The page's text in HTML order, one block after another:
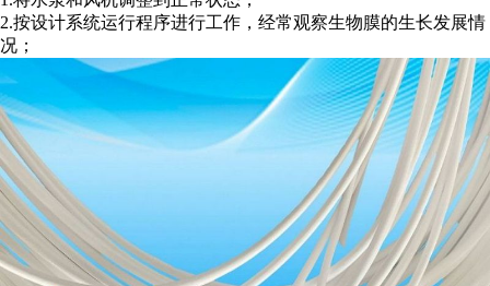
2.按设计系统运行程序进行工作，经常观察生物膜的生长发展情
况；